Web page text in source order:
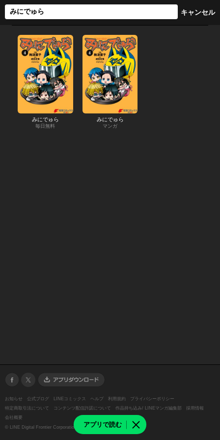
アプリで読む
みにでゅら
毎日無料
みにでゅら
マンガ
お知らせ 公式ブログ LINEコミックス ヘルプ 利用規約
プライバシーポリシー
特定商取引法について
コンテンツ配信許諾について 作品持ち込み/ LINEマンガ編集部
採用情報
会社概要
© LINE Digital Frontier Corporation